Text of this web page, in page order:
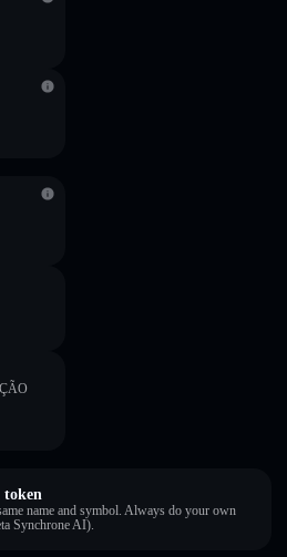
name and symbol. Always do your own
Synchrone AI).